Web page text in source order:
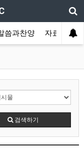
씀과찬양 자료실
검색하기